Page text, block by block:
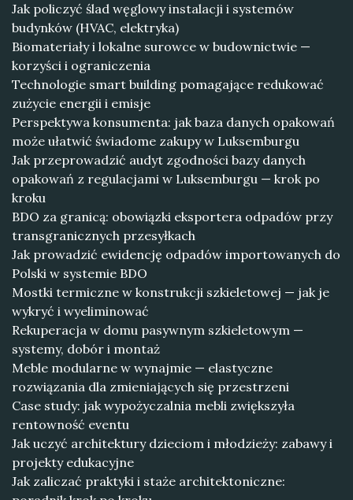
Jak policzyć ślad węglowy instalacji i systemów
budynków (HVAC, elektryka)
Biomateriały i lokalne surowce w budownictwie —
korzyści i ograniczenia
Technologie smart building pomagające redukować
zużycie energii i emisje
Perspektywa konsumenta: jak baza danych opakowań
może ułatwić świadome zakupy w Luksemburgu
Jak przeprowadzić audyt zgodności bazy danych
opakowań z regulacjami w Luksemburgu — krok po
kroku
BDO za granicą: obowiązki eksportera odpadów przy
transgranicznych przesyłkach
Jak prowadzić ewidencję odpadów importowanych do
Polski w systemie BDO
Mostki termiczne w konstrukcji szkieletowej — jak je
wykryć i wyeliminować
Rekuperacja w domu pasywnym szkieletowym —
systemy, dobór i montaż
Meble modularne w wynajmie — elastyczne
rozwiązania dla zmieniających się przestrzeni
Case study: jak wypożyczalnia mebli zwiększyła
rentowność eventu
Jak uczyć architektury dzieciom i młodzieży: zabawy i
projekty edukacyjne
Jak zaliczać praktyki i staże architektoniczne: